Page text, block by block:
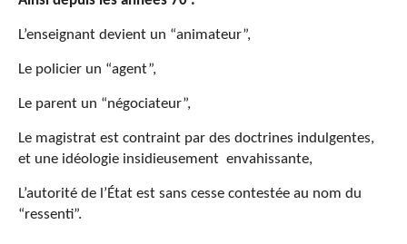
L’enseignant devient un “animateur”,
Le policier un “agent”,
Le parent un “négociateur”,
Le magistrat est contraint par des doctrines indulgentes,
et une idéologie insidieusement envahissante,
L’autorité de l’État est sans cesse contestée au nom du
“ressenti”.